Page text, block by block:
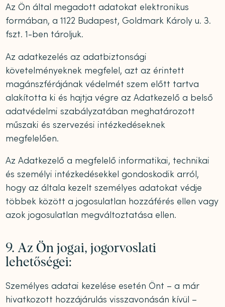
Az Ön által megadott adatokat elektronikus
formában, a 1122 Budapest, Goldmark Károly u. 3.
fszt. 1-ben tároljuk.
Az adatkezelés az adatbiztonsági
követelményeknek megfelel, azt az érintett
magánszférájának védelmét szem előtt tartva
alakította ki és hajtja végre az Adatkezelő a belső
adatvédelmi szabályzatában meghatározott
műszaki és szervezési intézkedéseknek
megfelelően.
Az Adatkezelő a megfelelő informatikai, technikai
és személyi intézkedésekkel gondoskodik arról,
hogy az általa kezelt személyes adatokat védje
többek között a jogosulatlan hozzáférés ellen vagy
azok jogosulatlan megváltoztatása ellen.
9. Az Ön jogai, jogorvoslati
lehetőségei:
Személyes adatai kezelése esetén Önt – a már
hivatkozott hozzájárulás visszavonásán kívül –